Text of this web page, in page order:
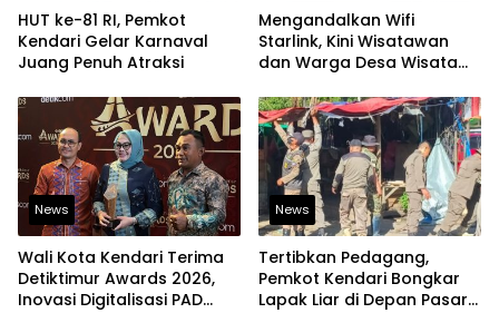
HUT ke-81 RI, Pemkot
Kendari Gelar Karnaval
Juang Penuh Atraksi
Mengandalkan Wifi
Starlink, Kini Wisatawan
dan Warga Desa Wisata
Mengakses Transaksi
Digital
News
Wali Kota Kendari Terima
Detiktimur Awards 2026,
Inovasi Digitalisasi PAD
News
Tertibkan Pedagang,
Pemkot Kendari Bongkar
Lapak Liar di Depan Pasar